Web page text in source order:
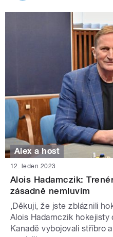
Alex a host
12. leden 2023
Alois Hadamczik:
zásadně nemluvím
‚Děkuji, že jste zbláznili
Alois Hadamczik
Kanadě vybojovali stříbro